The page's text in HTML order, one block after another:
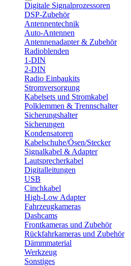
Digitale Signalprozessoren
DSP-Zubehör
Antennentechnik
Auto-Antennen
Antennenadapter & Zubehör
Radioblenden
1-DIN
2-DIN
Radio Einbaukits
Stromversorgung
Kabelsets und Stromkabel
Polklemmen & Trennschalter
Sicherungshalter
Sicherungen
Kondensatoren
Kabelschuhe/Ösen/Stecker
Signalkabel & Adapter
Lautsprecherkabel
Digitalleitungen
USB
Cinchkabel
High-Low Adapter
Fahrzeugkameras
Dashcams
Frontkameras und Zubehör
Rückfahrkameras und Zubehör
Dämmmaterial
Werkzeug
Sonstiges